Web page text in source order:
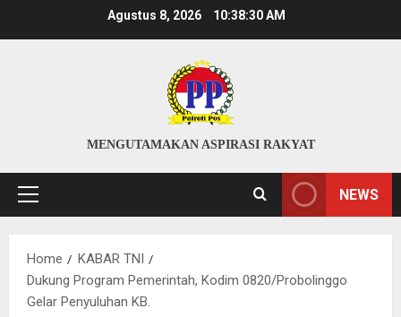
Agustus 8, 2026 10:38:31 AM
MENGUTAMAKAN ASPIRASI RAKYAT
Primary
NEWS
Home
KABAR TNI
Dukung Program Pemerintah, Kodim 0820/Probolinggo
Gelar Penyuluhan KB.